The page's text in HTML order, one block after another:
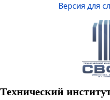
Версия для
Технический